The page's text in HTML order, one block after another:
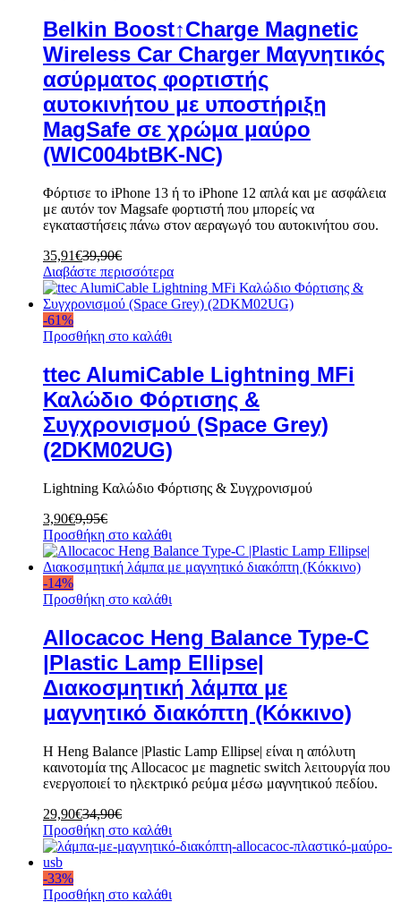
Belkin Boost↑Charge Magnetic
Wireless Car Charger Μαγνητικός
ασύρματος φορτιστής
αυτοκινήτου με υποστήριξη
MagSafe σε χρώμα μαύρο
(WIC004btBK-NC)
Φόρτισε το iPhone 13 ή το iPhone 12 απλά και με ασφάλεια
με αυτόν τον Magsafe φορτιστή που μπορείς να
εγκαταστήσεις πάνω στον αεραγωγό του αυτοκινήτου σου.
35,91€39,90€
Διαβάστε περισσότερα
-61%
Προσθήκη στο καλάθι
ttec AlumiCable Lightning MFi
Καλώδιο Φόρτισης &
Συγχρονισμού (Space Grey)
(2DKM02UG)
Lightning Καλώδιο Φόρτισης & Συγχρονισμού
3,90€9,95€
Προσθήκη στο καλάθι
-14%
Προσθήκη στο καλάθι
Allocacoc Heng Balance Type-C
|Plastic Lamp Ellipse|
Διακοσμητική λάμπα με
μαγνητικό διακόπτη (Κόκκινο)
Η Heng Balance |Plastic Lamp Ellipse| είναι η απόλυτη
καινοτομία της Allocacoc με magnetic switch λειτουργία που
ενεργοποιεί το ηλεκτρικό ρεύμα μέσω μαγνητικού πεδίου.
29,90€34,90€
Προσθήκη στο καλάθι
-33%
Προσθήκη στο καλάθι